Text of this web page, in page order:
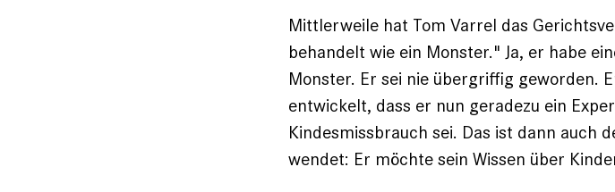
Mittlerweile hat Tom Varrel das
behandelt wie ein ­Monster." Ja, er habe
Monster. Er sei nie übergriffig geworden.
entwickelt, dass er nun geradezu ein
Kindesmissbrauch sei. Das ist dann auch
wendet: Er möchte sein Wissen über